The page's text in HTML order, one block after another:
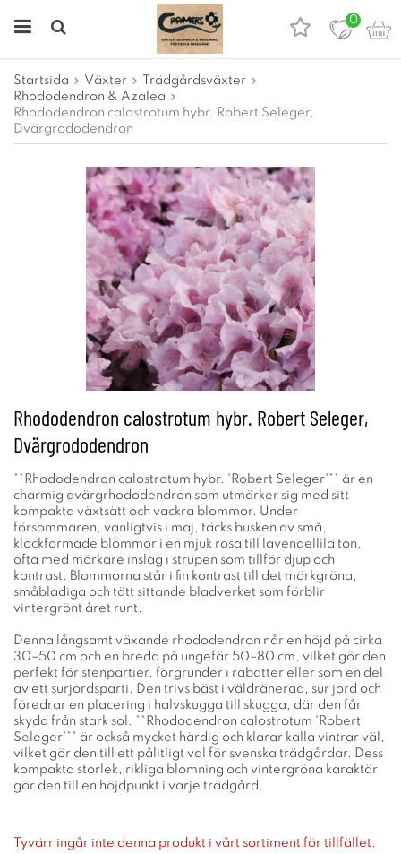
0
Startsida Växter
Trädgårdsväxter
Rhododendron & Azalea
Rhododendron calostrotum hybr. Robert Seleger,
Dvärgrododendron
Rhododendron calostrotum hybr. Robert Seleger,
Dvärgrododendron
**Rhododendron calostrotum hybr. 'Robert Seleger'** är en
charmig dvärgrhododendron som utmärker sig med sitt
kompakta växtsätt och vackra blommor. Under
försommaren, vanligtvis i maj, täcks busken av små,
klockformade blommor i en mjuk rosa till lavendellila ton,
ofta med mörkare inslag i strupen som tillför djup och
kontrast. Blommorna står i fin kontrast till det mörkgröna,
småbladiga och tätt sittande bladverket som förblir
vintergrönt året runt.
Denna långsamt växande rhododendron når en höjd på cirka
30–50 cm och en bredd på ungefär 50–80 cm, vilket gör den
perfekt för stenpartier, förgrunder i rabatter eller som en del
av ett surjordsparti. Den trivs bäst i väldränerad, sur jord och
föredrar en placering i halvskugga till skugga, där den får
skydd från stark sol. **Rhododendron calostrotum 'Robert
Seleger'** är också mycket härdig och klarar kalla vintrar väl,
vilket gör den till ett pålitligt val för svenska trädgårdar. Dess
kompakta storlek, rikliga blomning och vintergröna karaktär
gör den till en höjdpunkt i varje trädgård.
Tyvärr ingår inte denna produkt i vårt sortiment för tillfället.